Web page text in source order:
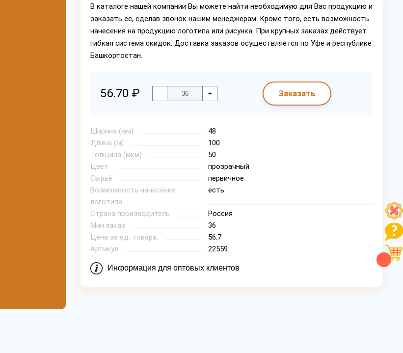
В каталоге нашей компании Вы можете найти необходимую для Вас продукцию и
заказать ее, сделав звонок нашим менеджерам. Кроме того, есть возможность
нанесения на продукцию логотипа или рисунка. При крупных заказах действует
гибкая система скидок. Доставка заказов осуществляется по Уфе и республике
Башкортостан.
56.70 ₽ - + Заказать
Ширина (мм)
48
Длина (м)
100
Толщина (мкм)
50
Цвет
прозрачный
Сырьё
первичное
Возможность нанесения
логотипа
есть
Страна производитель
Россия
Мин.заказ
36
Цена за ед. товара:
56.7
Артикул:
22559
Информация для оптовых клиентов